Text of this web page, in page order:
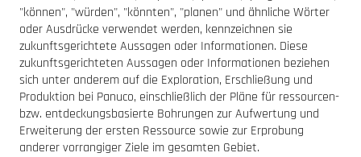
"können", "würden", "könnten", "planen" und ähnliche Wörter
oder Ausdrücke verwendet werden, kennzeichnen sie
zukunftsgerichtete Aussagen oder Informationen. Diese
zukunftsgerichteten Aussagen oder Informationen beziehen
sich unter anderem auf die Exploration, Erschließung und
Produktion bei Panuco, einschließlich der Pläne für ressourcen-
bzw. entdeckungsbasierte Bohrungen zur Aufwertung und
Erweiterung der ersten Ressource sowie zur Erprobung
anderer vorrangiger Ziele im gesamten Gebiet.